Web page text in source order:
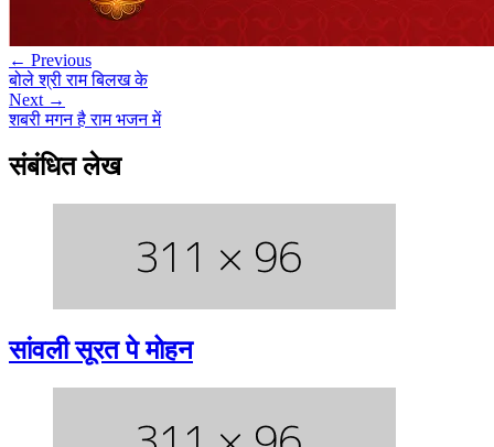
← Previous
बोले श्री राम बिलख के
Next →
शबरी मगन है राम भजन में
संबंधित लेख
सांवली सूरत पे मोहन